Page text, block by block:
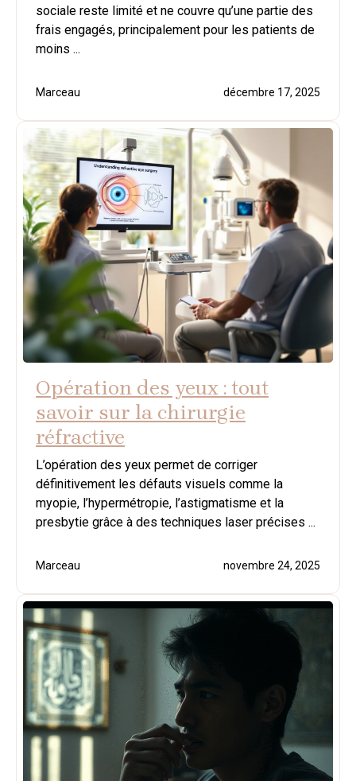
sociale reste limité et ne couvre qu’une partie des
frais engagés, principalement pour les patients de
moins ...
Marceau décembre 17, 2025
Opération des yeux : tout
savoir sur la chirurgie
réfractive
L’opération des yeux permet de corriger
définitivement les défauts visuels comme la
myopie, l’hypermétropie, l’astigmatisme et la
presbytie grâce à des techniques laser précises ...
Marceau novembre 24, 2025